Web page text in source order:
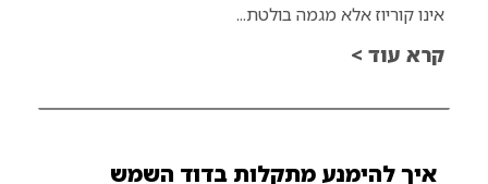
אינו קוריוז אלא מגמה בולטת...
קרא עוד >
איך להימנע מתקלות בדוד השמש